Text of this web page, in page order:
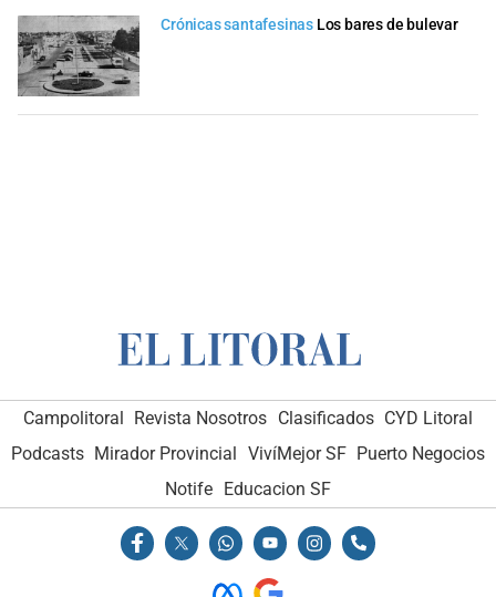
Crónicas santafesinas Los bares de bulevar
Campolitoral Revista Nosotros Clasificados CYD Litoral
Podcasts Mirador Provincial VivíMejor SF Puerto Negocios
Notife Educacion SF